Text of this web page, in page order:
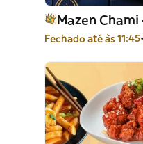
Fechado até às 11:45